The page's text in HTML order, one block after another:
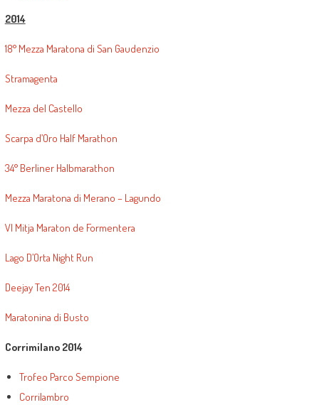
2014
18° Mezza Maratona di San Gaudenzio
Stramagenta
Mezza del Castello
Scarpa d’Oro Half Marathon
34° Berliner Halbmarathon
Mezza Maratona di Merano – Lagundo
VI Mitja Maraton de Formentera
Lago D’Orta Night Run
Deejay Ten 2014
Maratonina di Busto
Corrimilano 2014
Trofeo Parco Sempione
Corrilambro